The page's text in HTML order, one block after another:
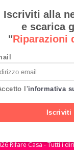
Iscriviti alla
e scarica
"Riparazioni
l'informativa
Iscriviti
Privacy Policy
prodotti
un guadagno
SEGUICI
Rifare Casa - Tutti i